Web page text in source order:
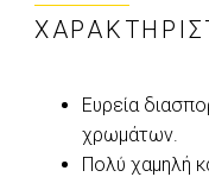
Ευρεία
χρωμάτων.
Πολύ χαμηλή